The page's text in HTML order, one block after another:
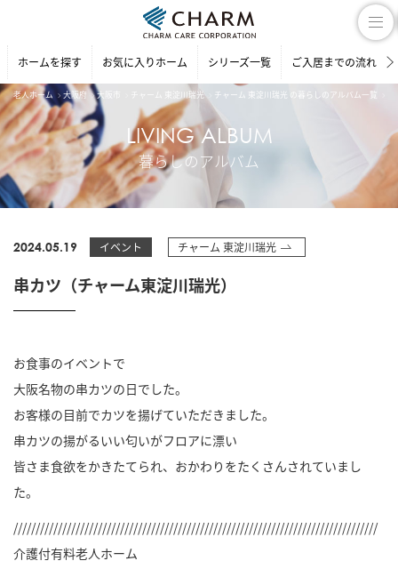
ホームを探す お気に入りホーム シリーズ一覧 ご入居までの流れ
老人ホーム 大阪府 大阪市 チャーム 東淀川瑞光 チャーム 東淀川瑞光 の暮らしのアルバム一覧
LIVING ALBUM
暮らしのアルバム
2024.05.19 イベント チャーム 東淀川瑞光
串カツ（チャーム東淀川瑞光）
お食事のイベントで
大阪名物の串カツの日でした。
お客様の目前でカツを揚げていただきました。
串カツの揚がるいい匂いがフロアに漂い
皆さま食欲をかきたてられ、おかわりをたくさんされていまし
た。
//////////////////////////////////////////////////////////////////////////////////
介護付有料老人ホーム